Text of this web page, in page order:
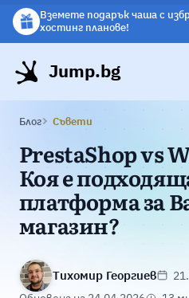
Вземете .BG домейн само за
50,73 лв. на година при
хостинг.
Вземете подарък чаша с
хостинг планове!
Jump.bg
Блог Съвети
PrestaShop vs
Коя е
платформа за
магазин?
Тихомир Георгиев